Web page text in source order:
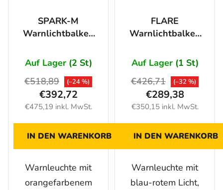
SPARK-M
Warnlichtbalken
12/24V, ORANGE
Auf Lager (2 St)
€475,19 inkl. MwSt.
€392,72
€518,89 (–24 %)
IN DEN WARENKORB
Warnleuchte mit
orangefarbenem
FLARE
Warnlichtbalken
12/24V, BLAU-
ROTÁ
Auf Lager (1 St)
€350,15 inkl. MwSt.
€289,38
€426,71 (–32 %)
IN DEN WARENKORB
Warnleuchte mit
blau-rotem Licht,